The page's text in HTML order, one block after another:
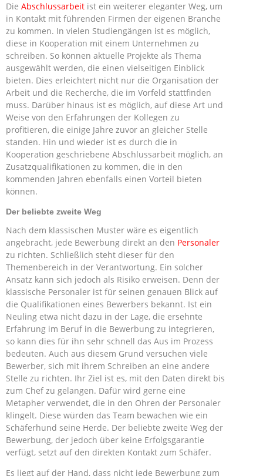
Die Abschlussarbeit ist ein weiterer eleganter Weg, um
in Kontakt mit führenden Firmen der eigenen Branche
zu kommen. In vielen Studiengängen ist es möglich,
diese in Kooperation mit einem Unternehmen zu
schreiben. So können aktuelle Projekte als Thema
ausgewählt werden, die einen vielseitigen Einblick
bieten. Dies erleichtert nicht nur die Organisation der
Arbeit und die Recherche, die im Vorfeld stattfinden
muss. Darüber hinaus ist es möglich, auf diese Art und
Weise von den Erfahrungen der Kollegen zu
profitieren, die einige Jahre zuvor an gleicher Stelle
standen. Hin und wieder ist es durch die in
Kooperation geschriebene Abschlussarbeit möglich, an
Zusatzqualifikationen zu kommen, die in den
kommenden Jahren ebenfalls einen Vorteil bieten
können.
Der beliebte zweite Weg
Nach dem klassischen Muster wäre es eigentlich
angebracht, jede Bewerbung direkt an den Personaler
zu richten. Schließlich steht dieser für den
Themenbereich in der Verantwortung. Ein solcher
Ansatz kann sich jedoch als Risiko erweisen. Denn der
klassische Personaler ist für seinen genauen Blick auf
die Qualifikationen eines Bewerbers bekannt. Ist ein
Neuling etwa nicht dazu in der Lage, die ersehnte
Erfahrung im Beruf in die Bewerbung zu integrieren,
so kann dies für ihn sehr schnell das Aus im Prozess
bedeuten. Auch aus diesem Grund versuchen viele
Bewerber, sich mit ihrem Schreiben an eine andere
Stelle zu richten. Ihr Ziel ist es, mit den Daten direkt bis
zum Chef zu gelangen. Dafür wird gerne eine
Metapher verwendet, die in den Ohren der Personaler
klingelt. Diese würden das Team bewachen wie ein
Schäferhund seine Herde. Der beliebte zweite Weg der
Bewerbung, der jedoch über keine Erfolgsgarantie
verfügt, setzt auf den direkten Kontakt zum Schäfer.
Es liegt auf der Hand, dass nicht jede Bewerbung zum